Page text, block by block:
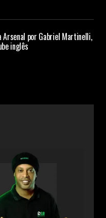
Arsenal por Gabriel Martinelli,
inglês